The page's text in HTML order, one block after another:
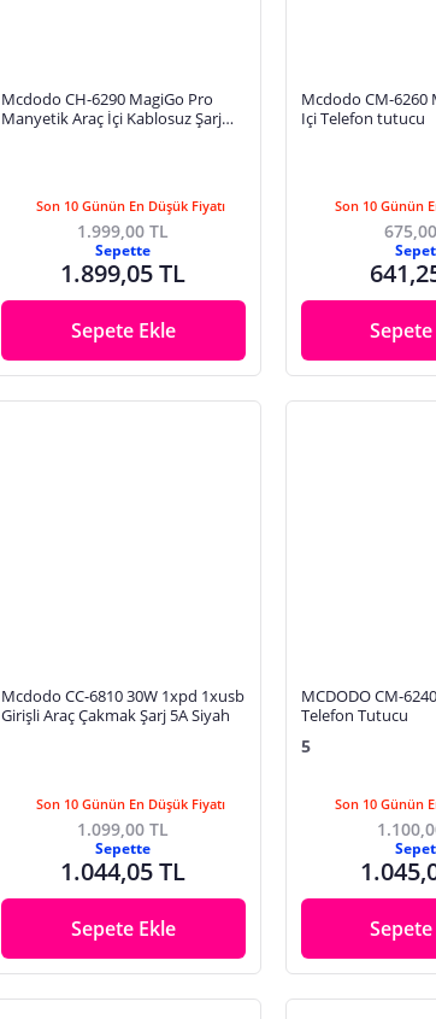
Mcdodo CH-6290 MagiGo Pro
Manyetik Araç İçi Kablosuz Şarj
Son 10 Günün En Düşük Fiyatı
1.999,00 TL
Sepette
1.899,05 TL
Sepete Ekle
Mcdodo CM-6260
Içi Telefon tutucu
Son 10 Günün
Mcdodo CC-6810 30W 1xpd 1xusb
Girişli Araç Çakmak Şarj 5A Siyah
Son 10 Günün En Düşük Fiyatı
1.099,00 TL
Sepette
1.044,05 TL
Sepete Ekle
MCDODO CM-
Telefon Tutucu
5
Son 10 Günün